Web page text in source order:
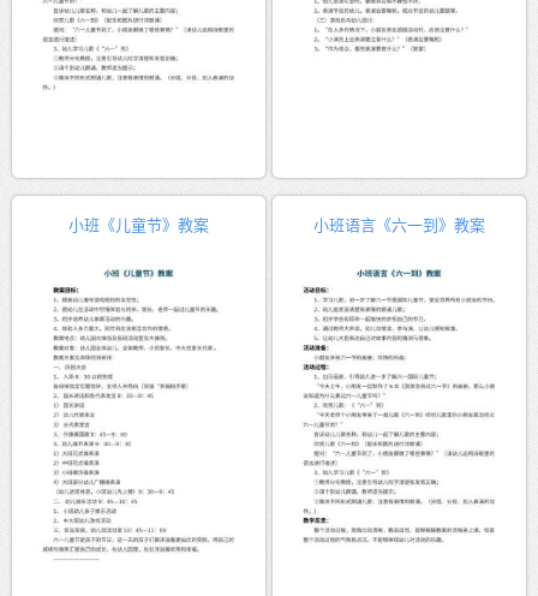
小班《儿童节》教案 小班语言《六一到》教案